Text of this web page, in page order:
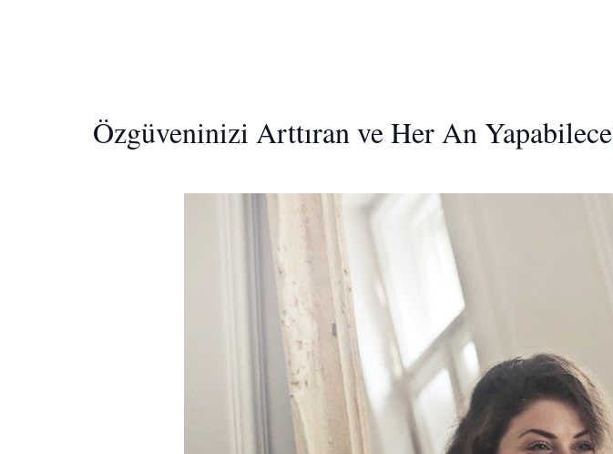
Özgüveninizi Arttıran ve Her An